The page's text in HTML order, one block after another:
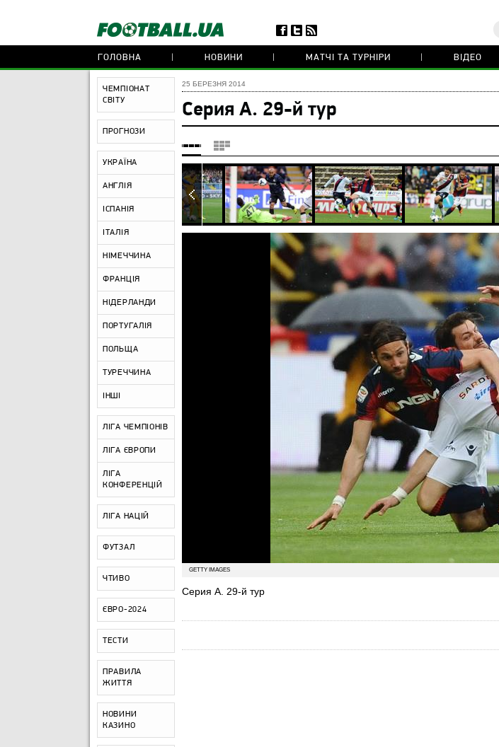
ГОЛОВНА НОВИНИ МАТЧІ ТА ТУРНІРИ ВІДЕО
ЧЕМПІОНАТ
СВІТУ
ПРОГНОЗИ
УКРАЇНА
АНГЛІЯ
ІСПАНІЯ
ІТАЛІЯ
НІМЕЧЧИНА
ФРАНЦІЯ
НІДЕРЛАНДИ
ПОРТУГАЛІЯ
ПОЛЬЩА
ТУРЕЧЧИНА
ІНШІ
ЛІГА ЧЕМПІОНІВ
ЛІГА ЄВРОПИ
ЛІГА
КОНФЕРЕНЦІЙ
ЛІГА НАЦІЙ
ФУТЗАЛ
ЧТИВО
ЄВРО-2024
ТЕСТИ
ПРАВИЛА
ЖИТТЯ
НОВИНИ
КАЗИНО
25 БЕРЕЗНЯ 2014
Серия А. 29-й тур
GETTY IMAGES
Серия А. 29-й тур